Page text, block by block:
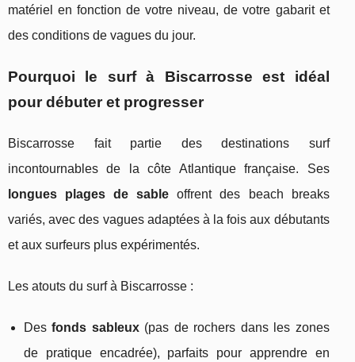
matériel en fonction de votre niveau, de votre gabarit et
des conditions de vagues du jour.
Pourquoi le surf à Biscarrosse est idéal
pour débuter et progresser
Biscarrosse fait partie des destinations surf
incontournables de la côte Atlantique française. Ses
longues plages de sable offrent des beach breaks
variés, avec des vagues adaptées à la fois aux débutants
et aux surfeurs plus expérimentés.
Les atouts du surf à Biscarrosse :
Desfonds sableux(pas de rochers dans les zones
de pratique encadrée), parfaits pour apprendre en